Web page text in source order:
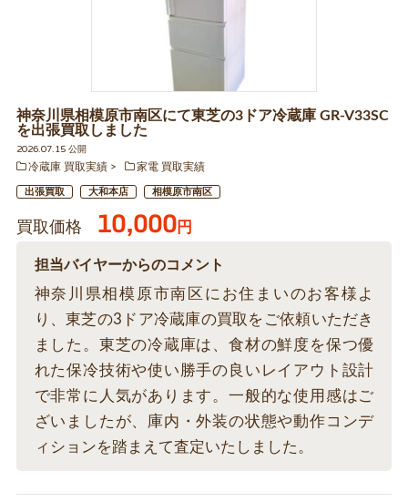
神奈川県相模原市南区にて東芝の3ドア冷蔵庫 GR-V33SC
を出張買取しました
2026.07.15 公開
冷蔵庫 買取実績
家電 買取実績
出張買取 大和本店 相模原市南区
買取価格 10,000円
担当バイヤーからのコメント
神奈川県相模原市南区にお住まいのお客様よ
り、東芝の3ドア冷蔵庫の買取をご依頼いただき
ました。東芝の冷蔵庫は、食材の鮮度を保つ優
れた保冷技術や使い勝手の良いレイアウト設計
で非常に人気があります。一般的な使用感はご
ざいましたが、庫内・外装の状態や動作コンデ
ィションを踏まえて査定いたしました。